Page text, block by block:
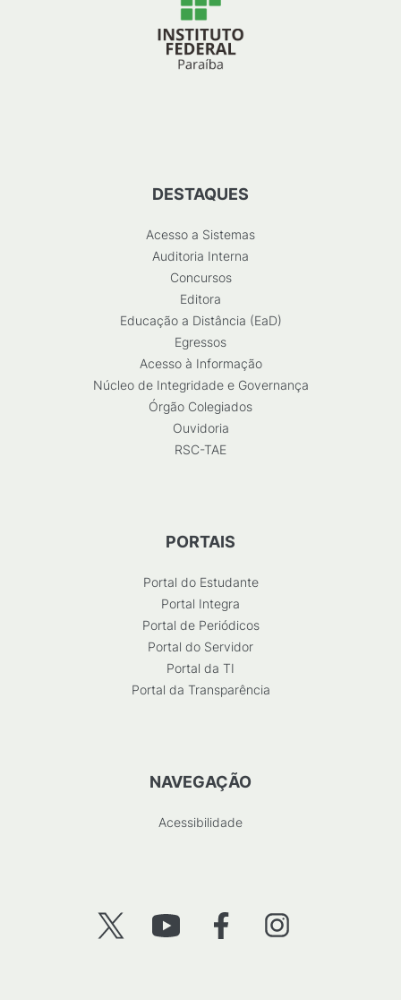
DESTAQUES
Acesso a Sistemas
Auditoria Interna
Concursos
Editora
Educação a Distância (EaD)
Egressos
Acesso à Informação
Núcleo de Integridade e Governança
Órgão Colegiados
Ouvidoria
RSC-TAE
PORTAIS
Portal do Estudante
Portal Integra
Portal de Periódicos
Portal do Servidor
Portal da TI
Portal da Transparência
NAVEGAÇÃO
Acessibilidade